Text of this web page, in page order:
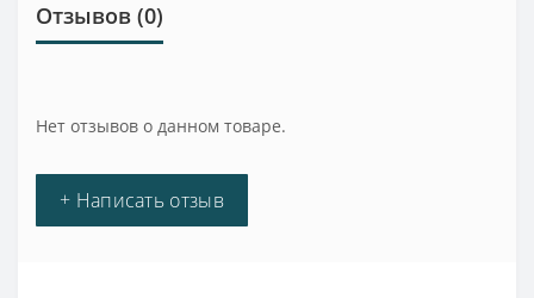
Отзывов (0)
Нет отзывов о данном товаре.
+ Написать отзыв